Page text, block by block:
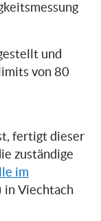
und
von 80
fertigt dieser
zuständige
im
in Viechtach